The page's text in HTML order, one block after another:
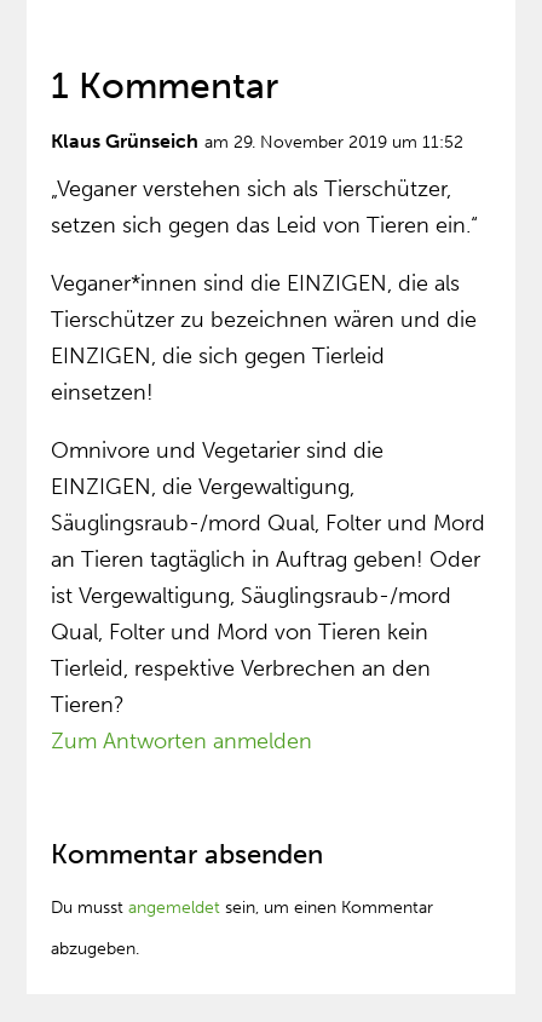
1 Kommentar
Klaus Grünseich am 29. November 2019 um 11:52
„Veganer verstehen sich als Tierschützer,
setzen sich gegen das Leid von Tieren ein.“
Veganer*innen sind die EINZIGEN, die als
Tierschützer zu bezeichnen wären und die
EINZIGEN, die sich gegen Tierleid
einsetzen!
Omnivore und Vegetarier sind die
EINZIGEN, die Vergewaltigung,
Säuglingsraub-/mord Qual, Folter und Mord
an Tieren tagtäglich in Auftrag geben! Oder
ist Vergewaltigung, Säuglingsraub-/mord
Qual, Folter und Mord von Tieren kein
Tierleid, respektive Verbrechen an den
Tieren?
Zum Antworten anmelden
Kommentar absenden
Du musstangemeldet sein, um einen Kommentar
abzugeben.